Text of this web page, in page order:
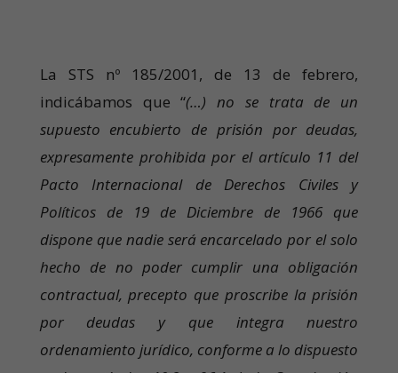
La STS nº 185/2001, de 13 de febrero,
indicábamos que “(…) no se trata de un
supuesto encubierto de prisión por deudas,
expresamente prohibida por el artículo 11 del
Pacto Internacional de Derechos Civiles y
Políticos de 19 de Diciembre de 1966 que
dispone que nadie será encarcelado por el solo
hecho de no poder cumplir una obligación
contractual, precepto que proscribe la prisión
por deudas y que integra nuestro
ordenamiento jurídico, conforme a lo dispuesto